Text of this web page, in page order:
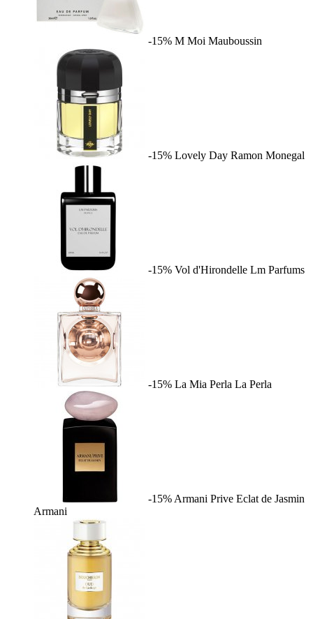
-15% M Moi Mauboussin
-15% Lovely Day Ramon Monegal
-15% Vol d'Hirondelle Lm Parfums
-15% La Mia Perla La Perla
-15% Armani Prive Eclat de Jasmin
Armani